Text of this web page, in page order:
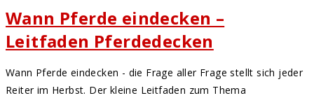
Wann Pferde eindecken –
Leitfaden Pferdedecken
Wann Pferde eindecken - die Frage aller Frage stellt sich jeder
Reiter im Herbst. Der kleine Leitfaden zum Thema